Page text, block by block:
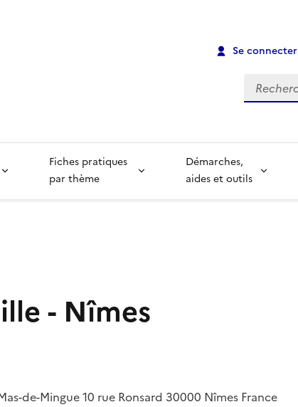
Se connecter
Recherche
Fiches pratiques
par thème
Démarches,
aides et outils
- Nîmes
de-Mingue10 rue Ronsard 30000 Nîmes France